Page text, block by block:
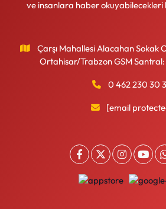
ve insanlara haber okuyabilecekleri
Çarşı Mahallesi Alacahan Sokak
Ortahisar/Trabzon GSM Santral:
0 462 230 30
[email